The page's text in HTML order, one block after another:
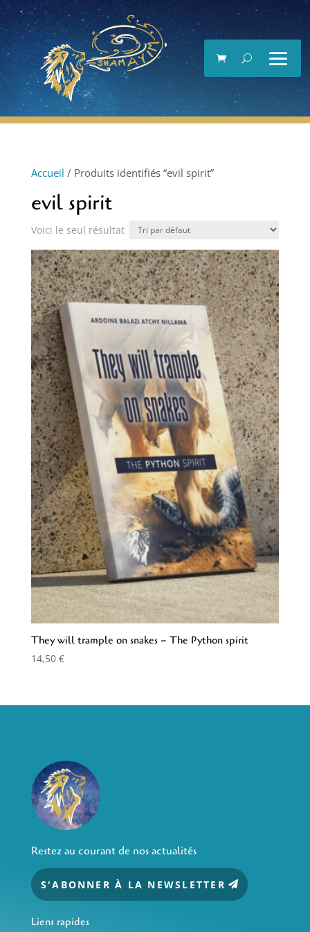
Lecteur
vidéo
Accueil / Produits identifiés “evil spirit”
evil spirit
Voici le seul résultat
They will trample on snakes – The Python spirit
14,50 €
Restez au courant de nos actualités
S'ABONNER À LA NEWSLETTER
Liens rapides